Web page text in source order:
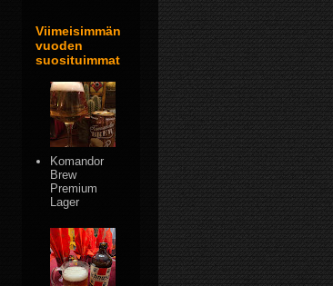
Viimeisimmän
vuoden
suosituimmat
Komandor
Brew
Premium
Lager